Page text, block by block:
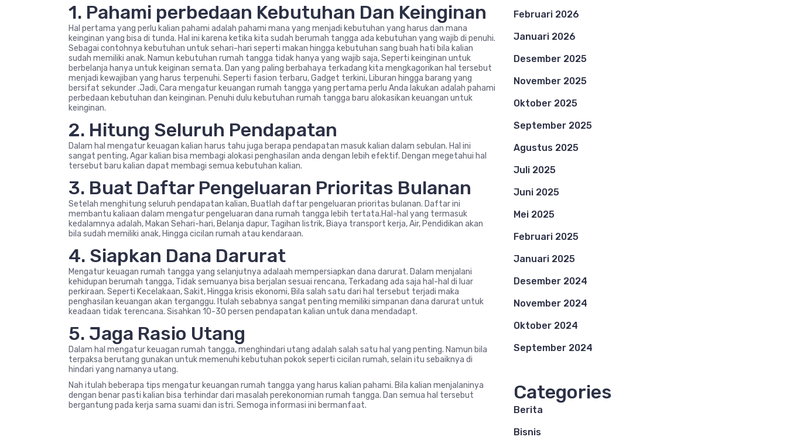
1. Pahami perbedaan Kebutuhan Dan Keinginan
Hal pertama yang perlu kalian pahami adalah pahami mana yang menjadi kebutuhan yang harus dan mana
keinginan yang bisa di tunda. Hal ini karena ketika kita sudah berumah tangga ada kebutuhan yang wajib di penuhi.
Sebagai contohnya kebutuhan untuk sehari-hari seperti makan hingga kebutuhan sang buah hati bila kalian
sudah memiliki anak. Namun kebutuhan rumah tangga tidak hanya yang wajib saja, Seperti keinginan untuk
berbelanja hanya untuk keiginan semata. Dan yang paling berbahaya terkadang kita mengkagorikan hal tersebut
menjadi kewajiban yang harus terpenuhi. Seperti fasion terbaru, Gadget terkini, Liburan hingga barang yang
bersifat sekunder .Jadi, Cara mengatur keuangan rumah tangga yang pertama perlu Anda lakukan adalah pahami
perbedaan kebutuhan dan keinginan. Penuhi dulu kebutuhan rumah tangga baru alokasikan keuangan untuk
keinginan.
2. Hitung Seluruh Pendapatan
Dalam hal mengatur keuagan kalian harus tahu juga berapa pendapatan masuk kalian dalam sebulan. Hal ini
sangat penting, Agar kalian bisa membagi alokasi penghasilan anda dengan lebih efektif. Dengan megetahui hal
tersebut baru kalian dapat membagi semua kebutuhan kalian.
3. Buat Daftar Pengeluaran Prioritas Bulanan
Setelah menghitung seluruh pendapatan kalian, Buatlah daftar pengeluaran prioritas bulanan. Daftar ini
membantu kaliaan dalam mengatur pengeluaran dana rumah tangga lebih tertata.Hal-hal yang termasuk
kedalamnya adalah, Makan Sehari-hari, Belanja dapur, Tagihan listrik, Biaya transport kerja, Air, Pendidikan akan
bila sudah memiliki anak, Hingga cicilan rumah atau kendaraan.
4. Siapkan Dana Darurat
Mengatur keuagan rumah tangga yang selanjutnya adalaah mempersiapkan dana darurat. Dalam menjalani
kehidupan berumah tangga, Tidak semuanya bisa berjalan sesuai rencana, Terkadang ada saja hal-hal di luar
perkiraan. Seperti Kecelakaan, Sakit, Hingga krisis ekonomi, Bila salah satu dari hal tersebut terjadi maka
penghasilan keuangan akan terganggu. Itulah sebabnya sangat penting memiliki simpanan dana darurat untuk
keadaan tidak terencana. Sisahkan 10-30 persen pendapatan kalian untuk dana mendadapt.
5. Jaga Rasio Utang
Dalam hal mengatur keuagan rumah tangga, menghindari utang adalah salah satu hal yang penting. Namun bila
terpaksa berutang gunakan untuk memenuhi kebutuhan pokok seperti cicilan rumah, selain itu sebaiknya di
hindari yang namanya utang.
Nah itulah beberapa tips mengatur keuangan rumah tangga yang harus kalian pahami. Bila kalian menjalaninya
dengan benar pasti kalian bisa terhindar dari masalah perekonomian rumah tangga. Dan semua hal tersebut
bergantung pada kerja sama suami dan istri. Semoga informasi ini bermanfaat.
Februari 2026
Januari 2026
Desember 2025
November 2025
Oktober 2025
September 2025
Agustus 2025
Juli 2025
Juni 2025
Mei 2025
Februari 2025
Januari 2025
Desember 2024
November 2024
Oktober 2024
September 2024
Categories
Berita
Bisnis